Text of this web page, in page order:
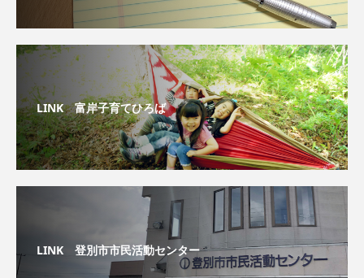
LINK 富岸子育てひろば
LINK 登別市市民活動センター